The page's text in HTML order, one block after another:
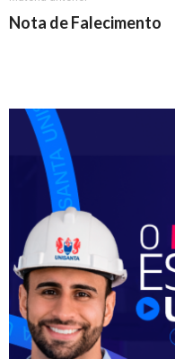
Nota de Falecimento